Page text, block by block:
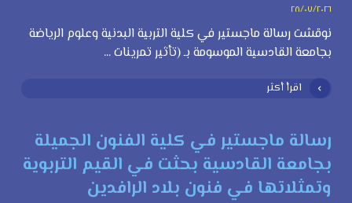
٢٨/٠٧/٢٠٢٦
نوقشت رسالة ماجستير في كلية التربية البدنية وعلوم الرياضة
بجامعة القادسية الموسومة بـ (تأثير تمرينات ...
اقرأ أكثر
رسالة ماجستير في كلية الفنون الجميلة
بجامعة القادسية بحثت في القيم التربوية
وتمثلاتها في فنون بلاد الرافدين